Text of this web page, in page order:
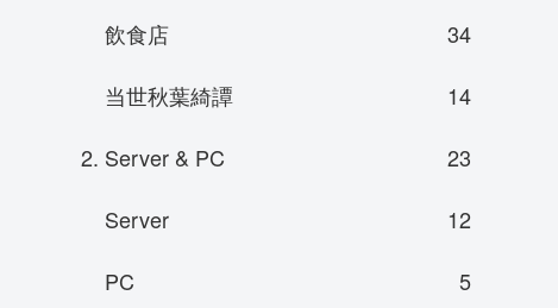
飲食店
34
当世秋葉綺譚
14
2. Server & PC
23
Server
12
PC
5